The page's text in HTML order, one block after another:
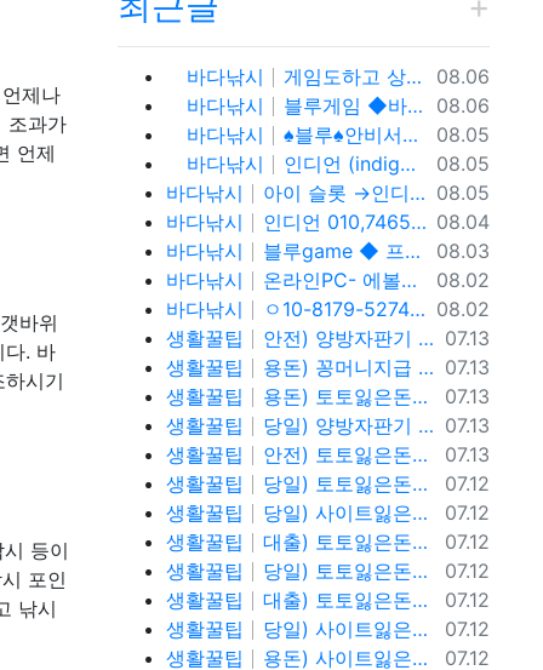
제나
조과가
언제
바위
다. 바
시기
등이
포인
낚시
등록일
08.06
바다낚시
게임도하고 상금도받자! 0１O=7465 = 3464 인디언 홀덤 블루게임
등록일
08.06
바다낚시
블루게임 ◆바둑이 와일드홀덤 토너먼트◆ pshotgam.com ◆코인충전/테더/USDT가능◆블루게임◆ 온라인 실전 blue바 둑 이.
등록일
08.05
바다낚시
♠블루♠안비서♠ㅇ10,81,79,52,74 (blue) 바이브게임
등록일
08.05
바다낚시
인디언 (indigogame) 콜센터. holdemSITE.문의: ㅋㅏ톡 / 텔ㄹㅔ : T S T 3 6 5
등록일
08.05
바다낚시
아이 슬롯 →인디언홀덤게임 0. 10.81.7 9.→5.2.7.4%
등록일
08.04
바다낚시
인디언 010,7465,3464 (indigo-game) 콜센터.
등록일
08.03
바다낚시
블루game ◆ 프라그마틱 슬 롯 & 에 볼 루 션 ◆ BLUE C A S I N O ◆ 바 둑 이 | 홀 덤 | 바 캬 라 | 슬 롯 | 맞 고 ◆가입 코드 : 안비서◆
등록일
08.02
바다낚시
온라인PC- 에볼루션슬롯 - 블루게임 WWW.fefas.net 아이슬롯아시아
등록일
08.02
바다낚시
ㅇ10-8179-5274 블루게임 fefas.net 바이브게임
등록일
07.13
생활꿀팁
안전) 양방자판기 토토반환신청 텔레@ybcs24
등록일
07.13
생활꿀팁
용돈) 꽁머니지급 토토빚복구 텔레@ybcs24
등록일
07.13
생활꿀팁
용돈) 토토잃은돈반환 토토잃은돈복구 텔레@ybcs24
등록일
07.13
생활꿀팁
당일) 양방자판기 토토반환신청 텔레@ybcs24
등록일
07.13
생활꿀팁
안전) 토토잃은돈반환 토토잃은돈복구 텔레@ybcs24
등록일
07.12
생활꿀팁
당일) 토토잃은돈반환 토토잃은돈복구 텔레@ybcs24
등록일
07.12
생활꿀팁
당일) 사이트잃은돈반환 사이트잃은돈복구 텔레@ybcs24
등록일
07.12
생활꿀팁
대출) 토토잃은돈반환 토토잃은돈복구 텔레@ybcs24
등록일
07.12
생활꿀팁
당일) 토토잃은돈반환 토토잃은돈복구 텔레@ybcs24
등록일
07.12
생활꿀팁
대출) 토토잃은돈반환 토토잃은돈복구 텔레@ybcs24
등록일
07.12
생활꿀팁
당일) 사이트잃은돈반환 사이트잃은돈복구 텔레@ybcs24
등록일
07.12
생활꿀팁
용돈) 사이트잃은돈반환 사이트잃은돈복구 텔레@ybcs24